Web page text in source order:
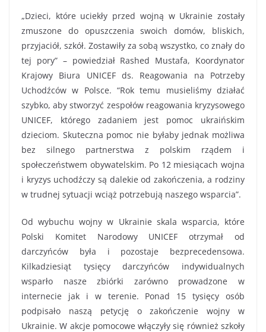
„Dzieci, które uciekły przed wojną w Ukrainie zostały
zmuszone do opuszczenia swoich domów, bliskich,
przyjaciół, szkół. Zostawiły za sobą wszystko, co znały do
tej pory” – powiedział Rashed Mustafa, Koordynator
Krajowy Biura UNICEF ds. Reagowania na Potrzeby
Uchodźców w Polsce. “Rok temu musieliśmy działać
szybko, aby stworzyć zespołów reagowania kryzysowego
UNICEF, którego zadaniem jest pomoc ukraińskim
dzieciom. Skuteczna pomoc nie byłaby jednak możliwa
bez silnego partnerstwa z polskim rządem i
społeczeństwem obywatelskim. Po 12 miesiącach wojna
i kryzys uchodźczy są dalekie od zakończenia, a rodziny
w trudnej sytuacji wciąż potrzebują naszego wsparcia”.
Od wybuchu wojny w Ukrainie skala wsparcia, które
Polski Komitet Narodowy UNICEF otrzymał od
darczyńców była i pozostaje bezprecedensowa.
Kilkadziesiąt tysięcy darczyńców indywidualnych
wsparło nasze zbiórki zarówno prowadzone w
internecie jak i w terenie. Ponad 15 tysięcy osób
podpisało naszą petycję o zakończenie wojny w
Ukrainie. W akcje pomocowe włączyły się również szkoły